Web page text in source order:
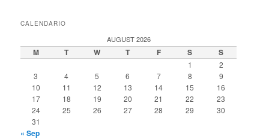
CALENDARIO
AUGUST 2026
M T W T F S S
1
2
3
4 5 6 7 8
9
10
11 12 13 14 15
16
17
18 19 20 21 22
23
24
25 26 27 28 29
30
31
« Sep